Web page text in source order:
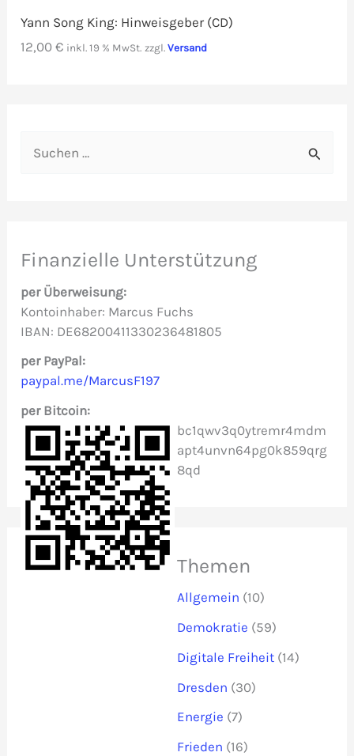
Yann Song King: Hinweisgeber (CD)
12,00€ inkl. 19 % MwSt. zzgl.Versand
e
n
a
c
h
:
Finanzielle Unterstützung
per Überweisung:
Kontoinhaber: Marcus Fuchs
IBAN: DE68200411330236481805
per PayPal:
paypal.me/MarcusF197
per Bitcoin:
bc1qwv3q0ytremr4mdm
apt4unvn64pg0k859qrg
8qd
Themen
Allgemein (10)
Demokratie (59)
Digitale Freiheit (14)
Dresden (30)
Energie (7)
Frieden (16)